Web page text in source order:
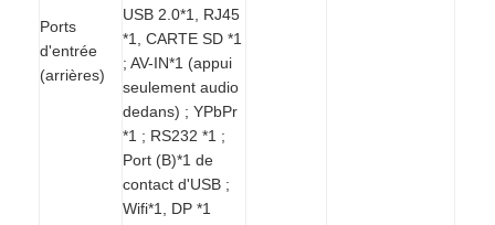
Moniteur interactif d'écran tactile
panneau futé d'affichage à cristaux liquides
Tableau blanc interactif de LED
Tableau blanc interactif d'écran tactile
tous dans un tableau blanc interactif
Ports
d'entrée
(arrières)
USB 2.0*1, RJ45
*1, CARTE SD *1
; AV-IN*1 (appui
seulement audio
dedans) ; YPbPr
*1 ; RS232 *1 ;
Port (B)*1 de
contact d'USB ;
Wifi*1, DP *1